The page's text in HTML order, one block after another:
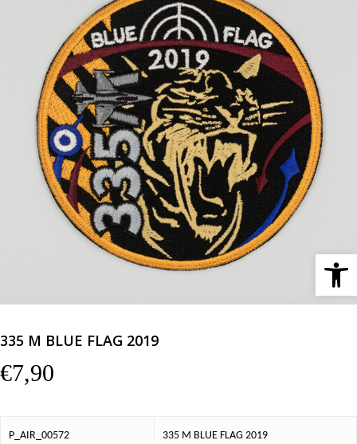
335 Μ BLUE FLAG 2019
€7,90
P_AIR_00572 335 Μ BLUE FLAG 2019